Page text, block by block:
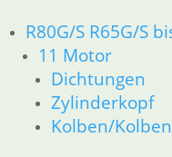
R80G/S R65G/S
11 Motor
Dichtungen
Zylinderkopf
Kolben/